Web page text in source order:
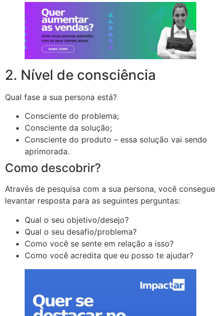
2. Nível de consciência
Qual fase a sua persona está?
Consciente do problema;
Consciente da solução;
Consciente do produto – essa solução vai sendo
aprimorada.
Como descobrir?
Através de pesquisa com a sua persona, você consegue
levantar resposta para as seguintes perguntas:
Qual o seu objetivo/desejo?
Qual o seu desafio/problema?
Como você se sente em relação a isso?
Como você acredita que eu posso te ajudar?